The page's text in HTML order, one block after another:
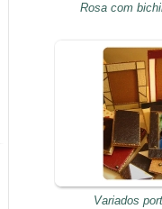
Rosa com
Variados